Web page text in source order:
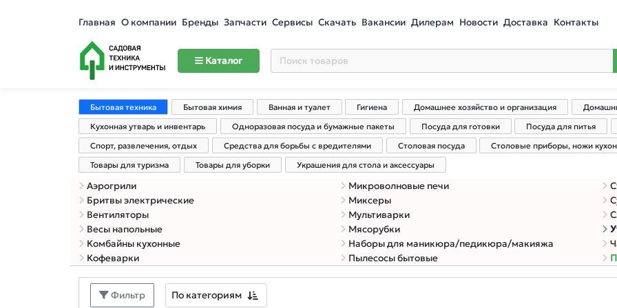
Главная О компании Бренды Запчасти Сервисы Скачать Вакансии Дилерам Новости Доставка Контакты
Каталог
Бытовая техника Бытовая химия Ванная и туалет Гигиена Домашнее хозяйство и организация
Кухонная утварь и инвентарь
Одноразовая посуда и бумажные пакеты Посуда для готовки
Посуда для питья
Спорт, развлечения, отдых
Средства для борьбы с вредителями Столовая посуда
Столовые приборы, ножи
Товары для туризма
Товары для уборки Украшения для стола и аксессуары
Аэрогрили
Бритвы электрические
Вентиляторы
Весы напольные
Комбайны кухонные
Кофеварки
Микроволновые печи
Миксеры
Мультиварки
Мясорубки
Наборы для маникюра/педикюра/макияжа
Пылесосы бытовые
Фильтр По категориям